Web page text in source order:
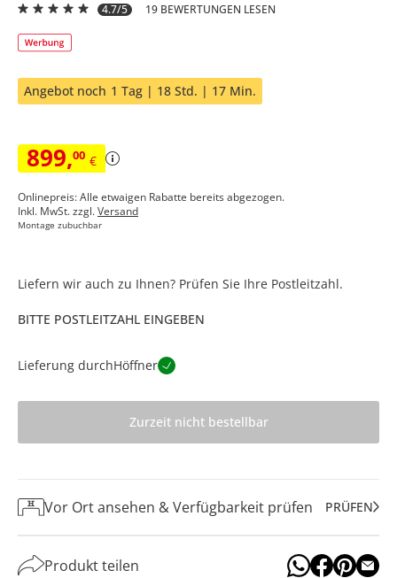
4.7/5
19 BEWERTUNGEN LESEN
Angebot noch 1 Tag | 18 Std. | 17 Min.
899,00 €
Onlinepreis: Alle etwaigen Rabatte bereits abgezogen.
Inkl. MwSt. zzgl.Versand
Montage zubuchbar
Liefern wir auch zu Ihnen? Prüfen Sie Ihre Postleitzahl.
BITTE POSTLEITZAHL EINGEBEN
Lieferung durchHöffner
Zurzeit nicht bestellbar
Vor Ort ansehen & Verfügbarkeit prüfen PRÜFEN
Produkt teilen